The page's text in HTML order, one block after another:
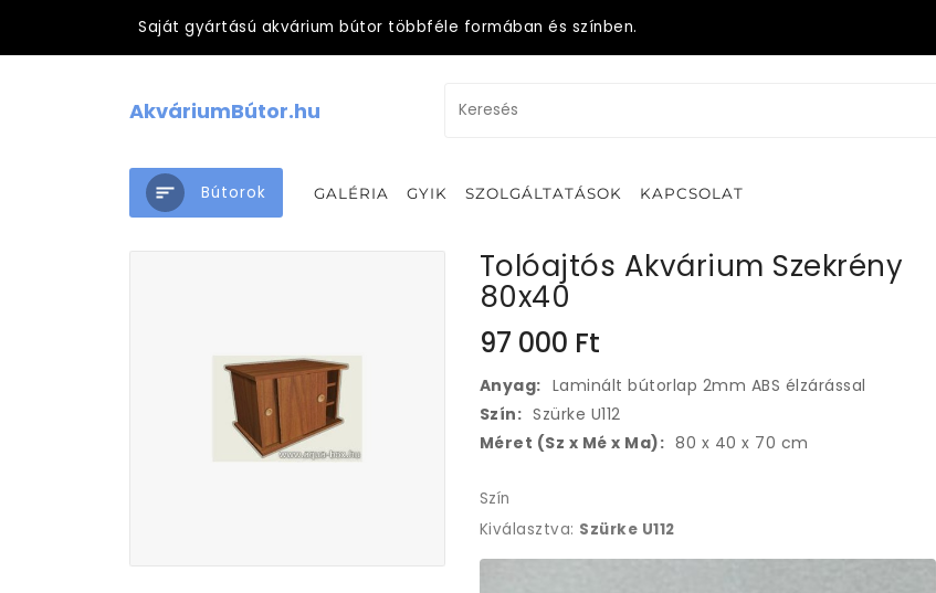
Saját gyártású akvárium bútor többféle formában és színben.
AkváriumBútor.hu
Bútorok GALÉRIA GYIK SZOLGÁLTATÁSOK KAPCSOLAT
Tolóajtós Akvárium Szekrény
80x40
97 000 Ft
Anyag: Laminált bútorlap 2mm ABS élzárással
Szín: Szürke U112
Méret (Sz x Mé x Ma): 80 x 40 x 70 cm
Szín
Kiválasztva: Szürke U112